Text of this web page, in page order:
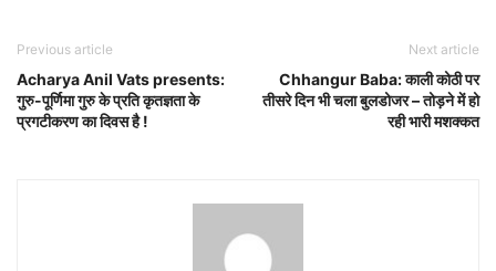
Previous article
Acharya Anil Vats presents:
गुरु-पूर्णिमा गुरु के प्रति कृतज्ञता के
प्रगटीकरण का दिवस है !
Next article
Chhangur Baba: काली कोठी पर
तीसरे दिन भी चला बुलडोजर – तोड़ने में हो
रही भारी मशक्कत